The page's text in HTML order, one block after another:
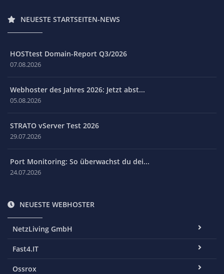
NEUESTE STARTSEITEN-NEWS
HOSTtest Domain-Report Q3/2026
07.08.2026
Webhoster des Jahres 2026: Jetzt abst...
05.08.2026
STRATO vServer Test 2026
29.07.2026
Port Monitoring: So überwachst du dei...
24.07.2026
NEUESTE WEBHOSTER
NetzLiving GmbH
Fast4.IT
Ossrox